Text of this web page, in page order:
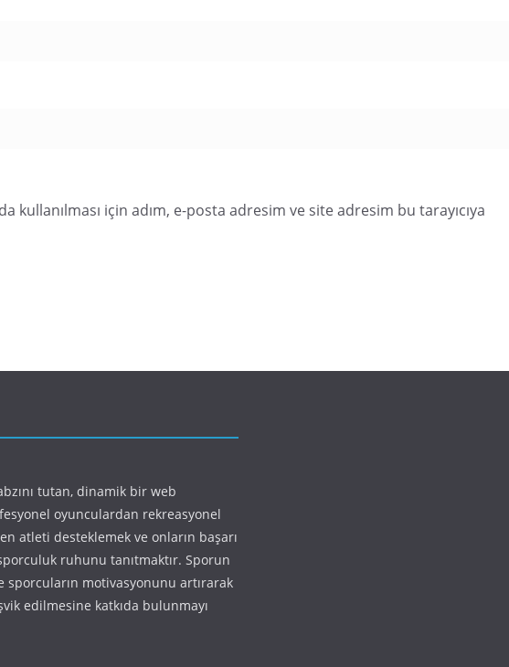
kullanılması için adım, e-posta adresim ve site adresim bu tarayıcıya
tutan, dinamik bir web
oyunculardan rekreasyonel
atleti desteklemek ve onların başarı
ruhunu tanıtmaktır. Sporun
motivasyonunu artırarak
edilmesine katkıda bulunmayı